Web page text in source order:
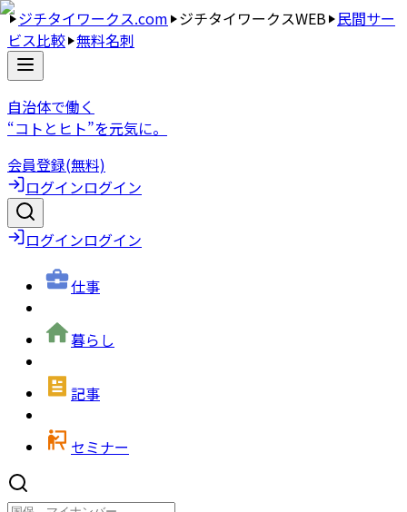
ジチタイワークス.com ジチタイワークスWEB 民間サー
ビス比較 無料名刺
自治体で働く
“コトとヒト”を元気に。
会員登録(無料)
ログインログイン
ログインログイン
仕事
暮らし
記事
セミナー